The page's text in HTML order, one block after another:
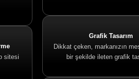
sitesi
Grafik Tasarım
Dikkat çeken, markanızın
bir şekilde ileten grafik